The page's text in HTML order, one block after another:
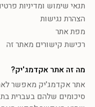
תנאי שימוש ומדיניות
הצהרת נגישות
מפת אתר
רכישת קישורים מאתר זה
מה זה אתר אקדמג'יק?
אתר אקדמג'יק מאפשר
סיכומים שלהם בעברית